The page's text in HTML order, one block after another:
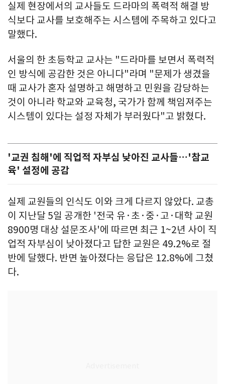
실제 현장에서의 교사들도 드라마의 폭력적 해결 방
식보다 교사를 보호해주는 시스템에 주목하고 있다고
말했다.
서울의 한 초등학교 교사는 "드라마를 보면서 폭력적
인 방식에 공감한 것은 아니다"라며 "문제가 생겼을
때 교사가 혼자 설명하고 해명하고 민원을 감당하는
것이 아니라 학교와 교육청, 국가가 함께 책임져주는
시스템이 있다는 설정 자체가 부러웠다"고 밝혔다.
'교권 침해'에 직업적 자부심 낮아진 교사들…'참교
육' 설정에 공감
실제 교원들의 인식도 이와 크게 다르지 않았다. 교총
이 지난달 5일 공개한 '전국 유·초·중·고·대학 교원
8900명 대상 설문조사'에 따르면 최근 1~2년 사이 직
업적 자부심이 낮아졌다고 답한 교원은 49.2%로 절
반에 달했다. 반면 높아졌다는 응답은 12.8%에 그쳤
다.